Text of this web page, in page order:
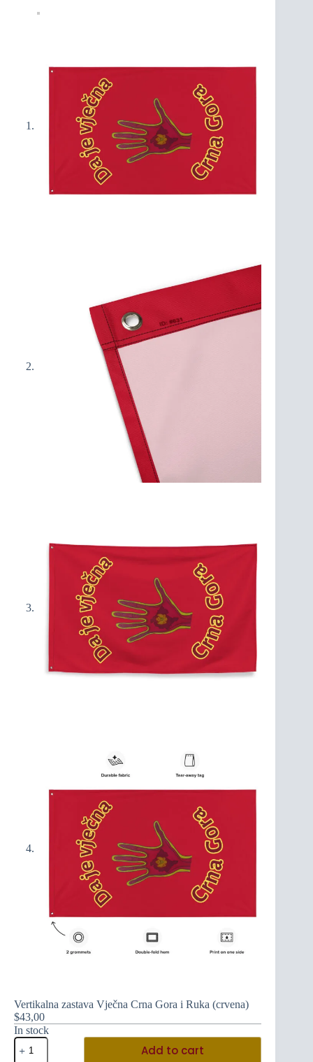
Vertikalna zastava Vječna Crna Gora i Ruka (crvena)
$43,00
In stock
Vertikalna
zastava
Add to cart